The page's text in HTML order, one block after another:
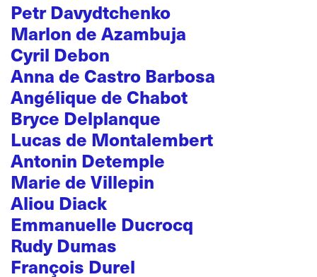
Petr Davydtchenko
Marlon de Azambuja
Cyril Debon
Anna de Castro Barbosa
Angélique de Chabot
Bryce Delplanque
Lucas de Montalembert
Antonin Detemple
Marie de Villepin
Aliou Diack
Emmanuelle Ducrocq
Rudy Dumas
François Durel